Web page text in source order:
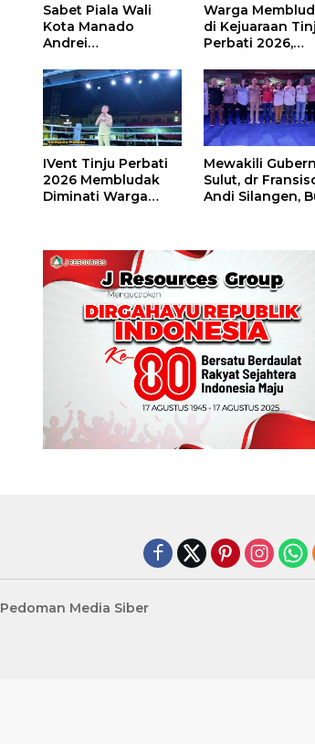
Sabet Piala Wali
Kota Manado
Andrei
Boxing Camp Juara
Umum Tinju Perbati
2026
Warga
di Kejuaraan
Perbati 2026,
Piala Wali Kota
IVent Tinju Perbati
2026 Membludak
Diminati Warga
Mewakili
Sulut, dr
Andi Silangen,
Piala Wali Kota
Manado
Pedoman Media Siber